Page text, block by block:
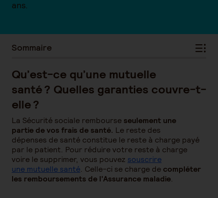
ans.
Sommaire
Qu’est-ce qu’une mutuelle
santé ? Quelles garanties couvre-t-
elle ?
La Sécurité sociale rembourse seulement une
partie de vos frais de santé. Le reste des
dépenses de santé constitue le reste à charge payé
par le patient. Pour réduire votre reste à charge
voire le supprimer, vous pouvez souscrire
une mutuelle santé. Celle-ci se charge de compléter
les remboursements de l’Assurance maladie.